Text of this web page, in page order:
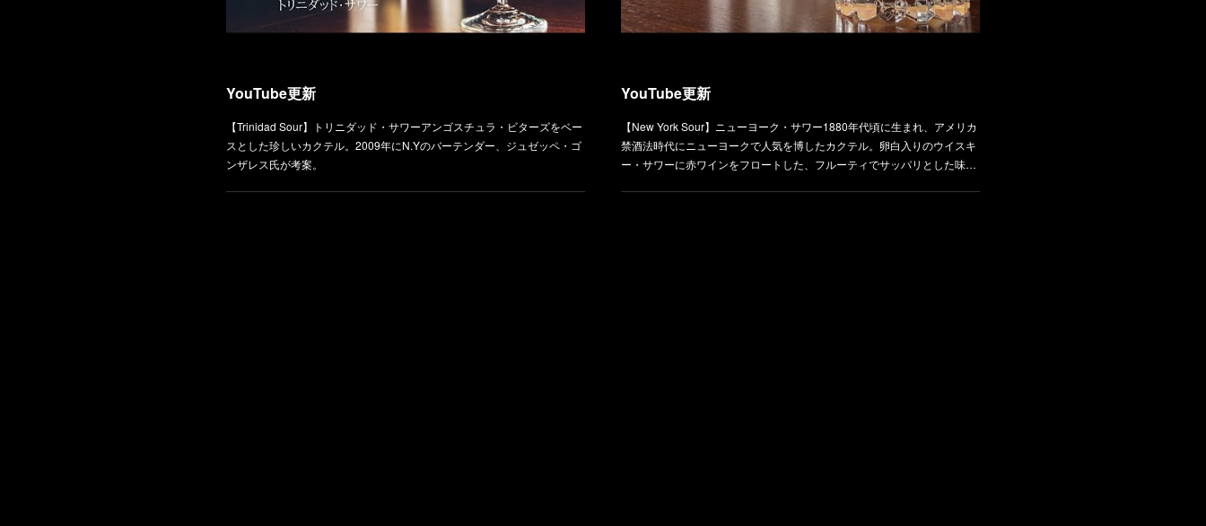
YouTube更新
【Trinidad Sour】トリニダッド・サワーアンゴスチュラ・ビターズをベー
スとした珍しいカクテル。2009年にN.Yのバーテンダー、ジュゼッペ・ゴ
ンザレス氏が考案。
YouTube更新
【New York Sour】ニューヨーク・サワー1880年代頃に生まれ、アメリカ
禁酒法時代にニューヨークで人気を博したカクテル。卵白入りのウイスキ
ー・サワーに赤ワインをフロートした、フルーティでサッパリとした味…